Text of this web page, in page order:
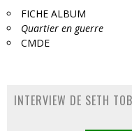
FICHE ALBUM
Quartier en guerre
CMDE
INTERVIEW DE SETH